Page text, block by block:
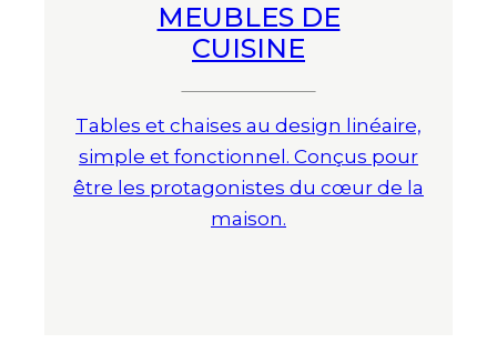
MEUBLES DE
CUISINE
Tables et chaises au design linéaire,
simple et fonctionnel. Conçus pour
être les protagonistes du cœur de la
maison.